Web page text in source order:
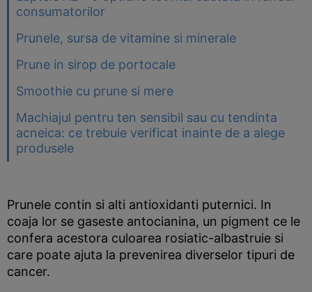
consumatorilor
Prunele, sursa de vitamine si minerale
Prune in sirop de portocale
Smoothie cu prune si mere
Machiajul pentru ten sensibil sau cu tendinta
acneica: ce trebuie verificat inainte de a alege
produsele
Prunele contin si alti antioxidanti puternici. In
coaja lor se gaseste antocianina, un pigment ce le
confera acestora culoarea rosiatic-albastruie si
care poate ajuta la prevenirea diverselor tipuri de
cancer.